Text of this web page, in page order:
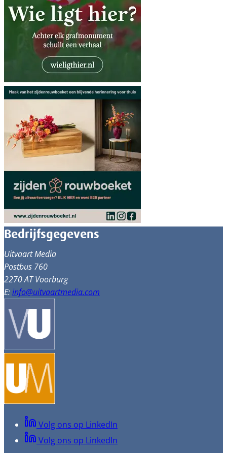
Bedrijfsgegevens
Uitvaart Media
Postbus 760
2270 AT Voorburg
E:info@uitvaartmedia.com
Volg ons op LinkedIn
Volg ons op LinkedIn